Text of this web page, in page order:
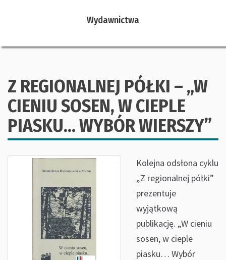
Wydawnictwa
Z REGIONALNEJ PÓŁKI – „W
CIENIU SOSEN, W CIEPLE
PIASKU… WYBÓR WIERSZY”
Kolejna odsłona cyklu
„Z regionalnej półki”
prezentuje
wyjątkową
publikację. „W cieniu
sosen, w cieple
piasku… Wybór